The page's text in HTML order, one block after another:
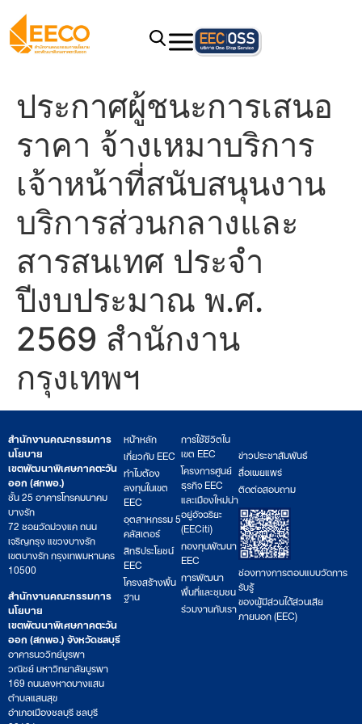
ประกาศผู้ชนะการเสนอ
ราคา จ้างเหมาบริการ
เจ้าหน้าที่สนับสนุนงาน
บริการส่วนกลางและ
สารสนเทศ ประจำ
ปีงบประมาณ พ.ศ.
2569 สำนักงาน
กรุงเทพฯ
สำนักงานคณะกรรมการ
นโยบาย
เขตพัฒนาพิเศษภาคตะวัน
ออก (สกพอ.)
ชั้น 25 อาคารโทรคมนาคม
บางรัก
72 ซอยวัดม่วงแค ถนน
เจริญกรุง แขวงบางรัก
เขตบางรัก กรุงเทพมหานคร
10500
สำนักงานคณะกรรมการ
นโยบาย
เขตพัฒนาพิเศษภาคตะวัน
ออก (สกพอ.) จังหวัดชลบุรี
อาคารนววิทย์บูรพา
วณิชย์ มหาวิทยาลัยบูรพา
169 ถนนลงหาดบางแสน
ตำบลแสนสุข
อำเภอเมืองชลบุรี ชลบุรี
หน้าหลัก
เกี่ยวกับ EEC
ทำไมต้อง
ลงทุนในเขต
EEC
อุตสาหกรรม 5
คลัสเตอร์
สิทธิประโยชน์
EEC
โครงสร้างพื้น
ฐาน
การใช้ชีวิตใน
เขต EEC
โครงการศูนย์
ธุรกิจ EEC
และเมืองใหม่น่า
อยู่อัจฉริยะ
(EECiti)
กองทุนพัฒนา
EEC
การพัฒนา
พื้นที่และชุมชน
ร่วมงานกับเรา
ข่าวประชาสัมพันธ์
สื่อเผยแพร่
ติดต่อสอบถาม
ช่องทางการตอบแบบวัดการ
รับรู้
ของผู้มีส่วนได้ส่วนเสีย
ภายนอก (EEC)